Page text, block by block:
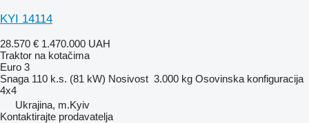
KYI 14114
28.570 € 1.470.000 UAH
Traktor na kotačima
Euro 3
Snaga 110 k.s. (81 kW) Nosivost 3.000 kg Osovinska konfiguracija
4x4
Ukrajina, m.Kyiv
Kontaktirajte prodavatelja